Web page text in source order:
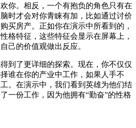
你。相反，一个有抱负的角色只有在
时才会对你青睐有加，比如通过讨价
买房产。正如你在演示中所看到的，
格特征，这些特征会显示在屏幕上，
己的价值观做出反应。
到了更详细的探索。现在，你不仅仅
谁在你的产业中工作，如果人手不
。在演示中，我们看到英雄为他们结
一份工作，因为他拥有“勤奋”的性格